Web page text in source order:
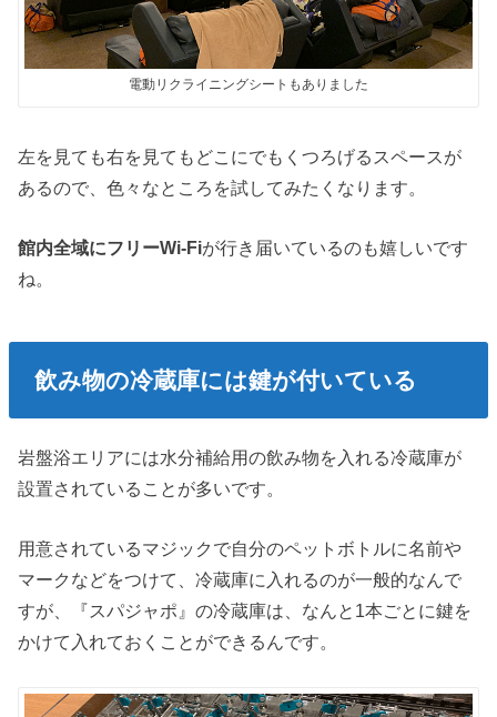
電動リクライニングシートもありました
左を見ても右を見てもどこにでもくつろげるスペースが
あるので、色々なところを試してみたくなります。
館内全域にフリーWi-Fiが行き届いているのも嬉しいです
ね。
飲み物の冷蔵庫には鍵が付いている
岩盤浴エリアには水分補給用の飲み物を入れる冷蔵庫が
設置されていることが多いです。
用意されているマジックで自分のペットボトルに名前や
マークなどをつけて、冷蔵庫に入れるのが一般的なんで
すが、『スパジャポ』の冷蔵庫は、なんと1本ごとに鍵を
かけて入れておくことができるんです。